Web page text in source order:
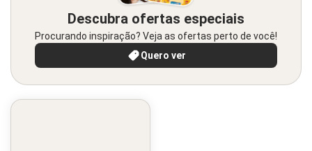
Descubra ofertas especiais
Procurando inspiração? Veja as ofertas perto de você!
Quero ver